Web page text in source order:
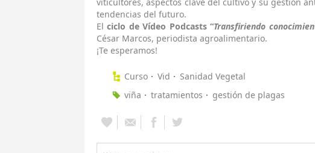
tendencias del futuro.
Elciclo de Vídeo Podcasts “Transfiriendo
César Marcos, periodista agroalimentario.
¡Te esperamos!
Curso Vid
Sanidad Vegetal
viña
tratamientos gestión de plagas